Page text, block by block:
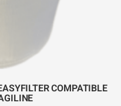
COMPATIBLE